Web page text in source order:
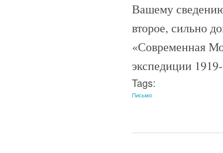
Вашему
второе, сильно
«Современная
экспедиции
Tags:
Письмо